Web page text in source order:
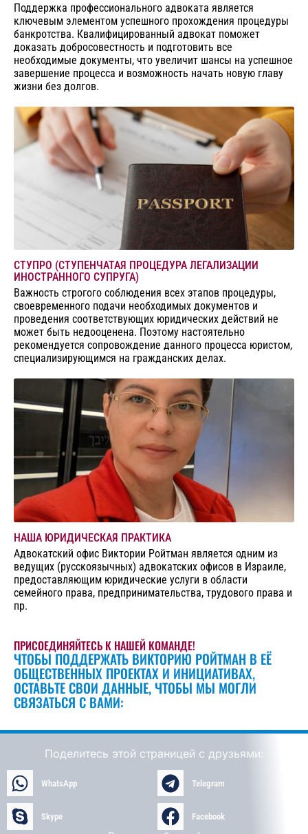
Поддержка профессионального адвоката является
ключевым элементом успешного прохождения процедуры
банкротства. Квалифицированный адвокат поможет
доказать добросовестность и подготовить все
необходимые документы, что увеличит шансы на успешное
завершение процесса и возможность начать новую главу
жизни без долгов.
СТУПРО (СТУПЕНЧАТАЯ ПРОЦЕДУРА ЛЕГАЛИЗАЦИИ
ИНОСТРАННОГО СУПРУГА)
Важность строгого соблюдения всех этапов процедуры,
своевременного подачи необходимых документов и
проведения соответствующих юридических действий не
может быть недооценена. Поэтому настоятельно
рекомендуется сопровождение данного процесса юристом,
специализирующимся на гражданских делах.
НАША ЮРИДИЧЕСКАЯ ПРАКТИКА
Адвокатский офис Виктории Ройтман является одним из
ведущих (русскоязычных) адвокатских офисов в Израиле,
предоставляющим юридические услуги в области
семейного права, предпринимательства, трудового права и
пр.
ПРИСОЕДИНЯЙТЕСЬ К НАШЕЙ КОМАНДЕ!
ЧТОБЫ ПОДДЕРЖАТЬ ВИКТОРИЮ РОЙТМАН В ЕЁ
ОБЩЕСТВЕННЫХ ПРОЕКТАХ И ИНИЦИАТИВАХ,
ОСТАВЬТЕ СВОИ ДАННЫЕ, ЧТОБЫ МЫ МОГЛИ
СВЯЗАТЬСЯ С ВАМИ:
Поделитесь этой страницей с друзьями:
WhatsApp Telegram
Skype Facebook